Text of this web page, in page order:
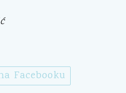
Facebooku